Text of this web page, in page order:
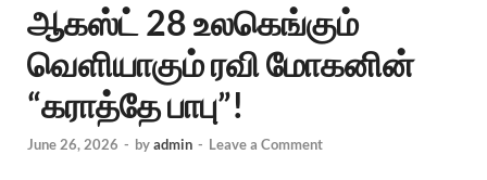
ஆகஸ்ட் 28 உலகெங்கும்
வெளியாகும் ரவி மோகனின்
“கராத்தே பாபு”!
June 26, 2026 - byadmin - Leave a Comment